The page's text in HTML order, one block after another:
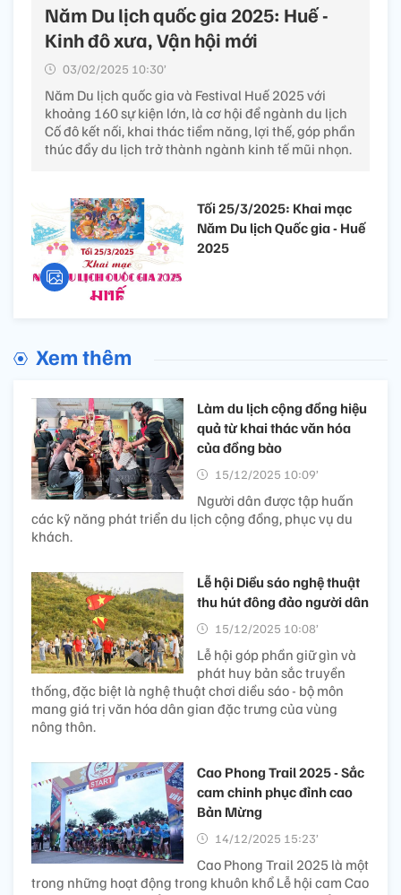
Năm Du lịch quốc gia 2025: Huế -
Kinh đô xưa, Vận hội mới
03/02/2025 10:30’
Năm Du lịch quốc gia và Festival Huế 2025 với
khoảng 160 sự kiện lớn, là cơ hội để ngành du lịch
Cố đô kết nối, khai thác tiềm năng, lợi thế, góp phần
thúc đẩy du lịch trở thành ngành kinh tế mũi nhọn.
Tối 25/3/2025: Khai mạc
Năm Du lịch Quốc gia - Huế
2025
Xem thêm
Làm du lịch cộng đồng hiệu
quả từ khai thác văn hóa
của đồng bào
15/12/2025 10:09’
Người dân được tập huấn
các kỹ năng phát triển du lịch cộng đồng, phục vụ du
khách.
Lễ hội Diều sáo nghệ thuật
thu hút đông đảo người dân
15/12/2025 10:08’
Lễ hội góp phần giữ gìn và
phát huy bản sắc truyền
thống, đặc biệt là nghệ thuật chơi diều sáo - bộ môn
mang giá trị văn hóa dân gian đặc trưng của vùng
nông thôn.
Cao Phong Trail 2025 - Sắc
cam chinh phục đỉnh cao
Bản Mừng
14/12/2025 15:23’
Cao Phong Trail 2025 là một
trong những hoạt động trong khuôn khổ Lễ hội cam Cao